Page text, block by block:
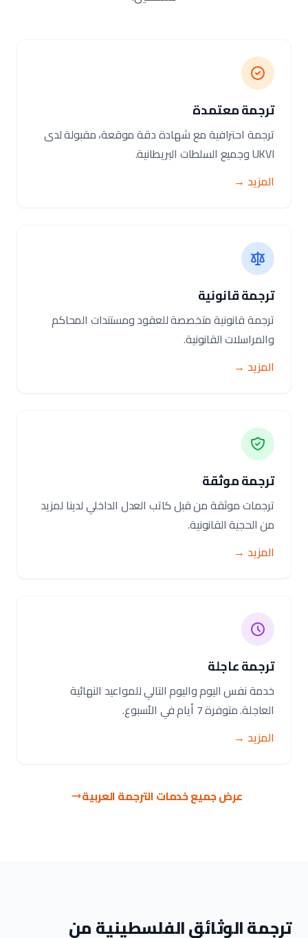
ترجمة معتمدة
ترجمة احترافية مع شهادة دقة موقعة، مقبولة لدى
UKVI وجميع السلطات البريطانية.
المزيد →
ترجمة قانونية
ترجمة قانونية متخصصة للعقود ومستندات المحاكم
والمراسلات القانونية.
المزيد →
ترجمة موثقة
ترجمات موثقة من قبل كاتب العدل الداخلي لدينا لمزيد
من الحجية القانونية.
المزيد →
ترجمة عاجلة
خدمة نفس اليوم واليوم التالي للمواعيد النهائية
العاجلة. متوفرة 7 أيام في الأسبوع.
المزيد →
عرض جميع خدمات الترجمة العربية
ترجمة الوثائق الفلسطينية من